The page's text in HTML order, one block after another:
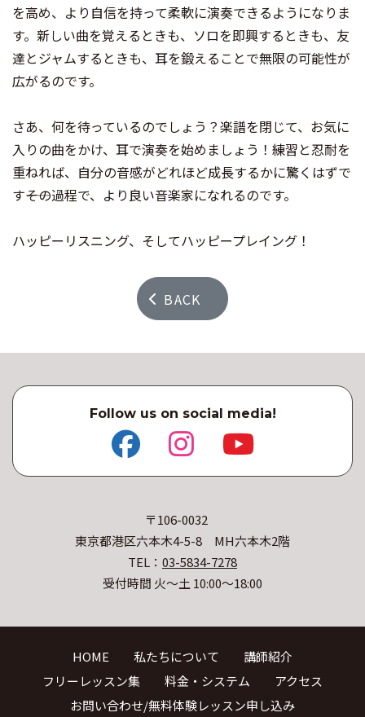
を高め、より自信を持って柔軟に演奏できるようになりま
す。新しい曲を覚えるときも、ソロを即興するときも、友
達とジャムするときも、耳を鍛えることで無限の可能性が
広がるのです。
さあ、何を待っているのでしょう？楽譜を閉じて、お気に
入りの曲をかけ、耳で演奏を始めましょう！練習と忍耐を
重ねれば、自分の音感がどれほど成長するかに驚くはずで
す――その過程で、より良い音楽家になれるのです。
ハッピーリスニング、そしてハッピープレイング！
BACK
Follow us on social media!
〒106-0032
東京都港区六本木4-5-8 MH六本木2階
TEL： 03-5834-7278
受付時間 火〜土 10:00〜18:00
HOME 私たちについて
講師紹介
フリーレッスン集
料金・システム
アクセス
お問い合わせ/無料体験レッスン申し込み